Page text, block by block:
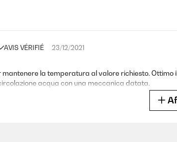
AVIS VÉRIFIÉ 23/12/2021
la temperatura al valore richiesto.
acqua con una meccanica datata.